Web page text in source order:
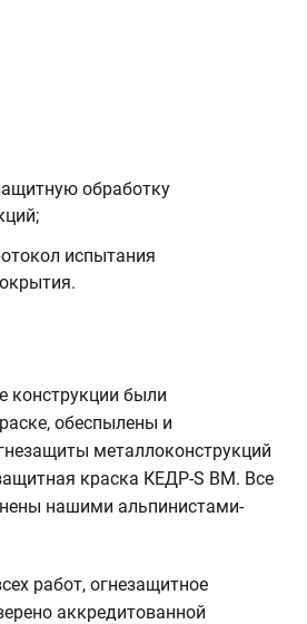
обработку
испытания
конструкции были
обеспылены и
металлоконструкций
краска КЕДР-S BM. Все
нашими альпинистами-
работ, огнезащитное
аккредитованной